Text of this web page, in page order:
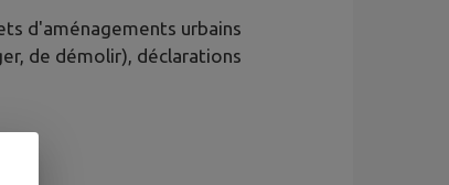
d'aménagements urbains
de démolir), déclarations